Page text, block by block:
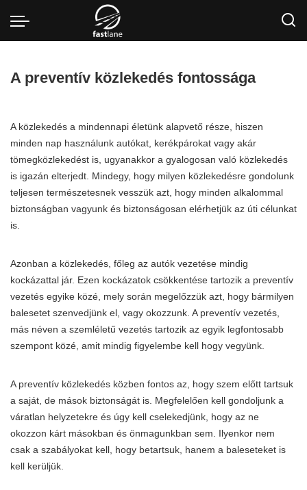
A preventív közlekedés fontossága
A közlekedés a mindennapi életünk alapvető része, hiszen
minden nap használunk autókat, kerékpárokat vagy akár
tömegközlekedést is, ugyanakkor a gyalogosan való közlekedés
is igazán elterjedt. Mindegy, hogy milyen közlekedésre gondolunk
teljesen természetesnek vesszük azt, hogy minden alkalommal
biztonságban vagyunk és biztonságosan elérhetjük az úti célunkat
is.
Azonban a közlekedés, főleg az autók vezetése mindig
kockázattal jár. Ezen kockázatok csökkentése tartozik a preventív
vezetés egyike közé, mely során megelőzzük azt, hogy bármilyen
balesetet szenvedjünk el, vagy okozzunk. A preventív vezetés,
más néven a szemléletű vezetés tartozik az egyik legfontosabb
szempont közé, amit mindig figyelembe kell hogy vegyünk.
A preventív közlekedés közben fontos az, hogy szem előtt tartsuk
a saját, de mások biztonságát is. Megfelelően kell gondoljunk a
váratlan helyzetekre és úgy kell cselekedjünk, hogy az ne
okozzon kárt másokban és önmagunkban sem. Ilyenkor nem
csak a szabályokat kell, hogy betartsuk, hanem a baleseteket is
kell kerüljük.